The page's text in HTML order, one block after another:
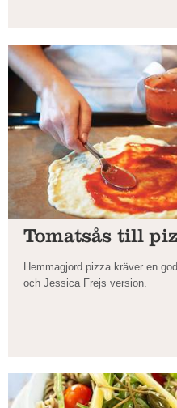
Tomatsås till
Hemmagjord pizza kräver en
och Jessica Frejs version.